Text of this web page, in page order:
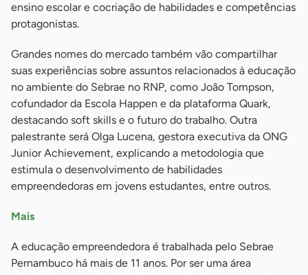
ensino escolar e cocriação de habilidades e competências
protagonistas.
Grandes nomes do mercado também vão compartilhar
suas experiências sobre assuntos relacionados à educação
no ambiente do Sebrae no RNP, como João Tompson,
cofundador da Escola Happen e da plataforma Quark,
destacando soft skills e o futuro do trabalho. Outra
palestrante será Olga Lucena, gestora executiva da ONG
Junior Achievement, explicando a metodologia que
estimula o desenvolvimento de habilidades
empreendedoras em jovens estudantes, entre outros.
Mais
A educação empreendedora é trabalhada pelo Sebrae
Pernambuco há mais de 11 anos. Por ser uma área